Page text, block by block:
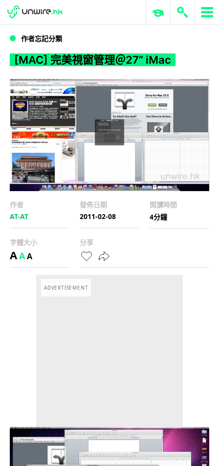
[MAC] 完美視窗管理＠27” iMac
WWDC 2026 ERP 與商業 AI
作者忘記分類
[MAC] 完美視窗管理＠27” iMac
作者
AT-AT
發佈日期
2011-02-08
閱讀時間
4分鐘
字體大小
AAA
分享
ADVERTISEMENT